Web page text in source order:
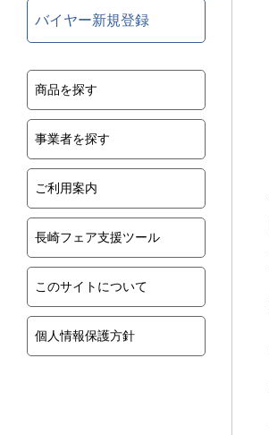
バイヤー新規登録
商品を探す
事業者を探す
ご利用案内
長崎フェア支援ツール
このサイトについて
個人情報保護方針